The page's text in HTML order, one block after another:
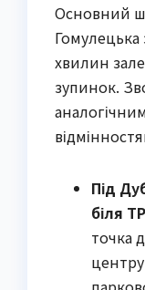
Основний
Гомулецька
хвилин
зупинок.
Під
біля
точка